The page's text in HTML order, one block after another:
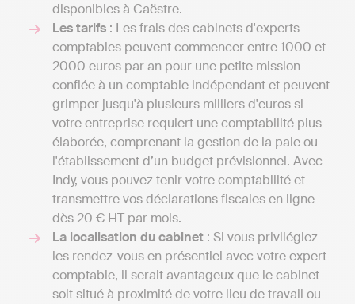
disponibles à Caëstre.
Les tarifs : Les frais des cabinets d'experts-
comptables peuvent commencer entre 1000 et
2000 euros par an pour une petite mission
confiée à un comptable indépendant et peuvent
grimper jusqu'à plusieurs milliers d'euros si
votre entreprise requiert une comptabilité plus
élaborée, comprenant la gestion de la paie ou
l'établissement d’un budget prévisionnel. Avec
Indy, vous pouvez tenir votre comptabilité et
transmettre vos déclarations fiscales en ligne
dès 20 € HT par mois.
La localisation du cabinet : Si vous privilégiez
les rendez-vous en présentiel avec votre expert-
comptable, il serait avantageux que le cabinet
soit situé à proximité de votre lieu de travail ou